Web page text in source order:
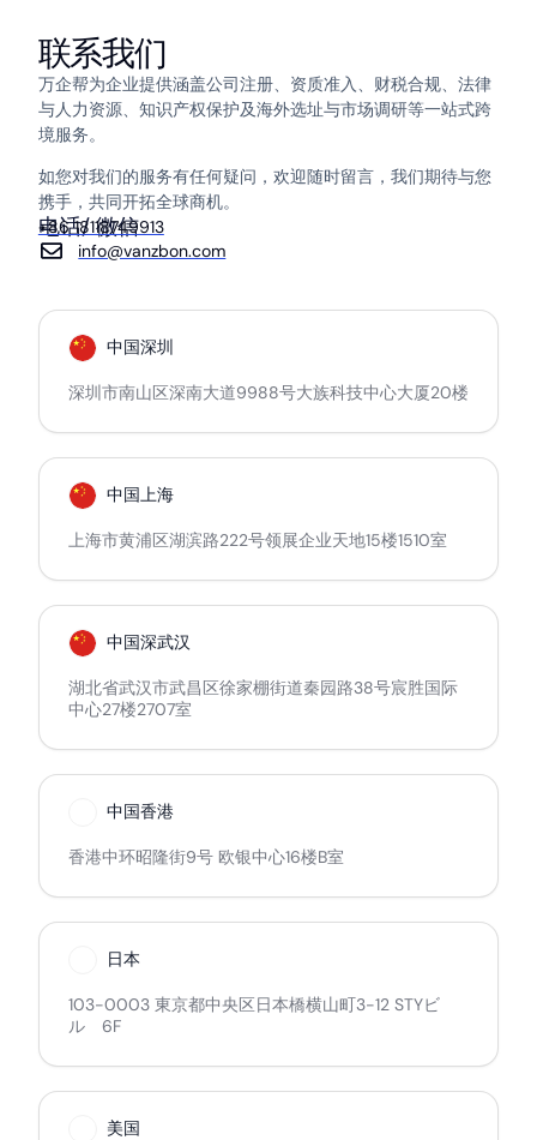
联系我们
万企帮为企业提供涵盖公司注册、资质准入、财税合规、法律
与人力资源、知识产权保护及海外选址与市场调研等一站式跨
境服务。
如您对我们的服务有任何疑问，欢迎随时留言，我们期待与您
携手，共同开拓全球商机。
电话/ 微信
+86 18118749913
info@vanzbon.com
中国深圳
深圳市南山区深南大道9988号大族科技中心大厦20楼
中国上海
上海市黄浦区湖滨路222号领展企业天地15楼1510室
中国深武汉
湖北省武汉市武昌区徐家棚街道秦园路38号宸胜国际
中心27楼2707室
中国香港
香港中环昭隆街9号 欧银中心16楼B室
日本
103-0003 東京都中央区日本橋横山町3-12 STYビ
ル 6F
美国